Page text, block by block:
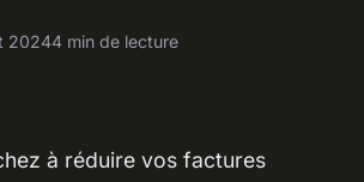
20244 min de lecture
à réduire vos factures